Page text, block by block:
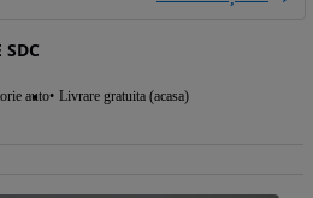
auto Livrare gratuita (acasa)